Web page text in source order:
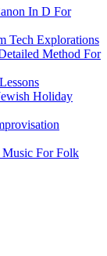
In D For
Tech Explorations
Method For
Holiday
For Folk